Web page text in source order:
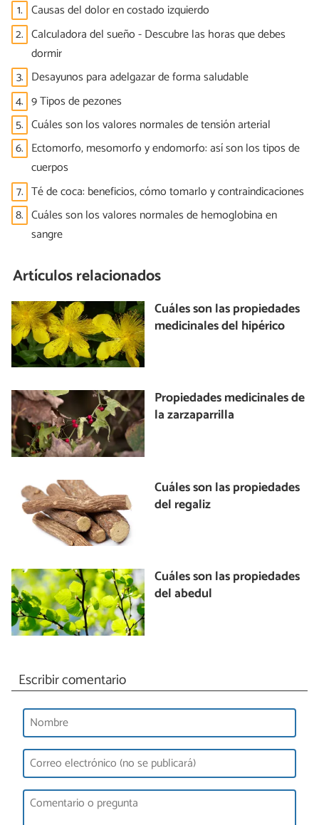
1. Causas del dolor en costado izquierdo
2. Calculadora del sueño - Descubre las horas que debes
dormir
3. Desayunos para adelgazar de forma saludable
4. 9 Tipos de pezones
5. Cuáles son los valores normales de tensión arterial
6. Ectomorfo, mesomorfo y endomorfo: así son los tipos de
cuerpos
7. Té de coca: beneficios, cómo tomarlo y contraindicaciones
8. Cuáles son los valores normales de hemoglobina en
sangre
Artículos relacionados
Cuáles son las propiedades
medicinales del hipérico
Propiedades medicinales de
la zarzaparrilla
Cuáles son las propiedades
del regaliz
Cuáles son las propiedades
del abedul
Escribir comentario